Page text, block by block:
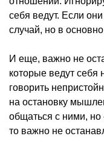
себя ведут. Если
случай, но в
И еще, важно не
которые ведут себя
говорить
на остановку
общаться с ними,
то важно не